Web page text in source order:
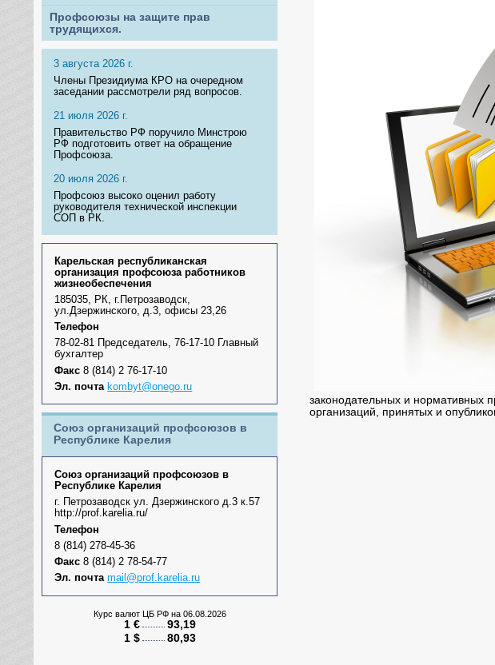
Профсоюзы на защите прав
трудящихся.
3 августа 2026 г.
Члены Президиума КРО на очередном
заседании рассмотрели ряд вопросов.
21 июля 2026 г.
Правительство РФ поручило Минстрою
РФ подготовить ответ на обращение
Профсоюза.
20 июля 2026 г.
Профсоюз высоко оценил работу
руководителя технической инспекции
СОП в РК.
Карельская республиканская
организация профсоюза работников
жизнеобеспечения
185035, РК, г.Петрозаводск,
ул.Дзержинского, д.3, офисы 23,26
Телефон
78-02-81 Председатель, 76-17-10 Главный
бухгалтер
Факс 8 (814) 2 76-17-10
Эл. почта kombyt@onego.ru
Союз организаций профсоюзов в
Республике Карелия
Союз организаций профсоюзов в
Республике Карелия
г. Петрозаводск ул. Дзержинского д.3 к.57
http://prof.karelia.ru/
Телефон
8 (814) 278-45-36
Факс 8 (814) 2 78-54-77
Эл. почта mail@prof.karelia.ru
Курс валют ЦБ РФ на 06.08.2026
1 €
93,19
1 $
80,93
законодательных и нормативных
организаций, принятых и